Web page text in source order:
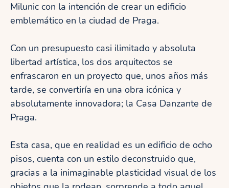
Milunic con la intención de crear un edificio
emblemático en la ciudad de Praga.
Con un presupuesto casi ilimitado y absoluta
libertad artística, los dos arquitectos se
enfrascaron en un proyecto que, unos años más
tarde, se convertiría en una obra icónica y
absolutamente innovadora; la Casa Danzante de
Praga.
Esta casa, que en realidad es un edificio de ocho
pisos, cuenta con un estilo deconstruido que,
gracias a la inimaginable plasticidad visual de los